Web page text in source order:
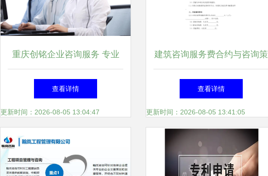
重庆创铭企业咨询服务 专业
策划赋能企业发展新动力
查看详情
更新时间：2026-08-05 13:04:47
建筑咨询服务费合约与咨询策
划服务的关键要点解析
查看详情
更新时间：2026-08-05 13:41:05